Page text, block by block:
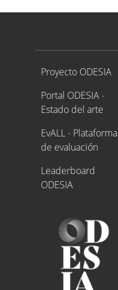
Proyecto ODESIA
Proyecto ODESIA
Portal ODESIA -
Estado del arte
EvALL - Plataforma
de evaluación
Leaderboard
ODESIA